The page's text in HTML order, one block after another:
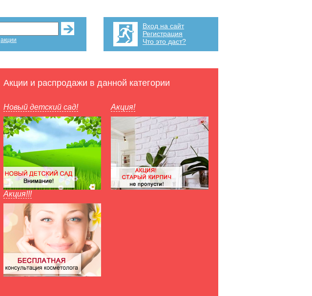
акции
Вход на сайт
Регистрация
Что это даст?
Акции и распродажи в данной категории
Новый детский сад! Акция!
Акция!!!